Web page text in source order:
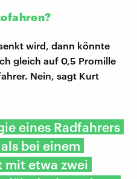
wird, dann könnte
gleich auf 0,5 Promille
Nein, sagt Kurt
eines Radfahrers
bei einem
mit etwa zwei